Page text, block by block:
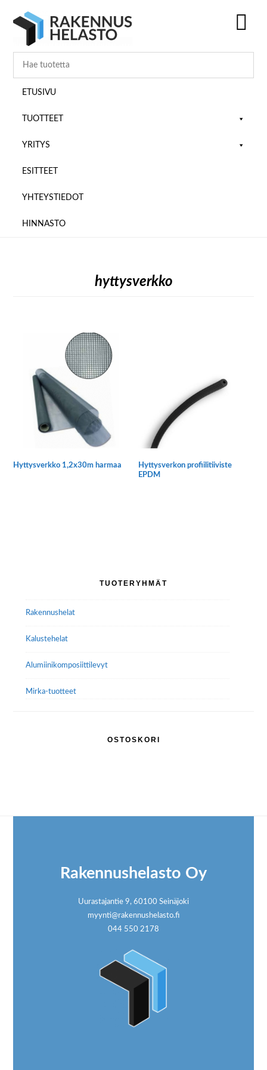
pääsisältöön
ensisijaiseen
alatunnisteeseen
ETUSIVU
TUOTTEET
YRITYS
ESITTEET
YHTEYSTIEDOT
HINNASTO
hyttysverkko
Hyttysverkko 1,2x30m harmaa
Hyttysverkon profiilitiiviste
EPDM
TUOTERYHMÄT
Rakennushelat
Kalustehelat
Alumiini­komposiitti­levyt
Mirka-tuotteet
OSTOSKORI
Rakennushelasto Oy
Uurastajantie 9, 60100 Seinäjoki
myynti@rakennushelasto.fi
044 550 2178